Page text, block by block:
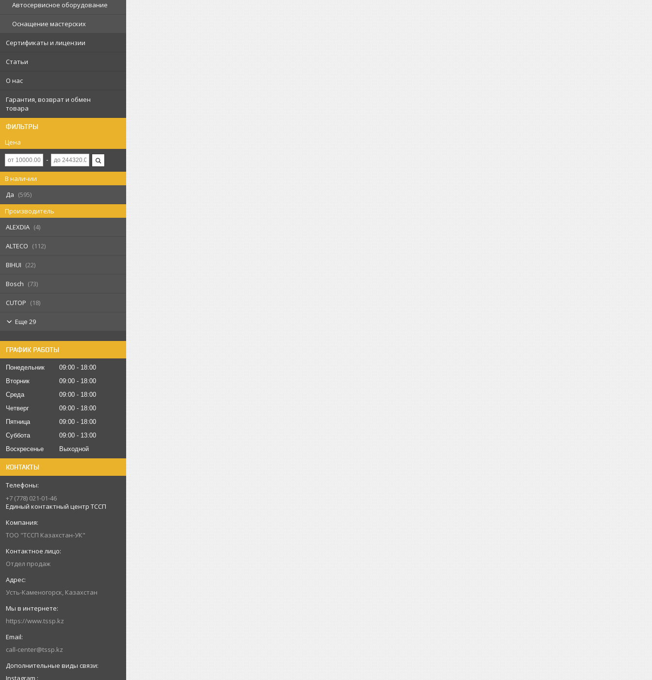
Автосервисное оборудование
Оснащение мастерских
Сертификаты и лицензии
Статьи
О нас
Гарантия, возврат и обмен
товара
ФИЛЬТРЫ
Цена
В наличии
Да
595
Производитель
ALEXDIA
4
ALTECO 112
BIHUI 22
Bosch 73
CUTOP 18
Еще 29
ГРАФИК РАБОТЫ
Понедельник 09:00
18:00
Вторник
09:00
18:00
Среда
09:00
18:00
Четверг
09:00
18:00
Пятница
09:00
18:00
Суббота
09:00
13:00
Воскресенье
Выходной
КОНТАКТЫ
+7 (778) 021-01-46
Единый контактный центр ТССП
ТОО "ТССП Казахстан-УК"
Отдел продаж
Усть-Каменогорск, Казахстан
https://www.tssp.kz
call-center@tssp.kz
Instagram